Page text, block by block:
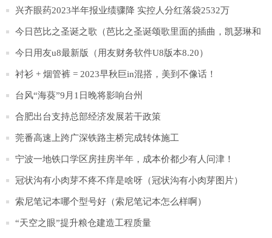
兴齐眼药2023半年报业绩骤降 实控人分红落袋2532万
今日芭比之圣诞之歌（芭比之圣诞颂歌里面的插曲，凯瑟琳和
伊登合唱的那个歌）
今日用友u8最新版（用友财务软件U8版本8.20）
衬衫 + 烟管裤 = 2023早秋巨in混搭，美到不像话！
台风“海葵”9月1日晚将影响台州
合肥出台支持总部经济发展若干政策
莞番高速上跨广深铁路主桥完成转体施工
宁波一地铁口学区房挂房半年，成本价都少有人问津！
冠状沟有小肉芽不疼不痒是啥呀（冠状沟有小肉芽图片）
索尼笔记本哪个型号好（索尼笔记本怎么样啊）
“天空之眼”提升粮仓建造工程质量